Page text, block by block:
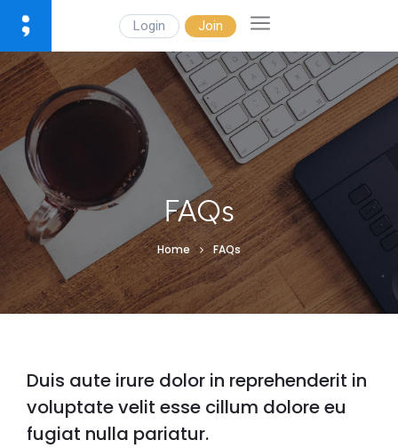
Login Join
FAQs
Home FAQs
Duis aute irure dolor in reprehenderit in
voluptate velit esse cillum dolore eu
fugiat nulla pariatur.